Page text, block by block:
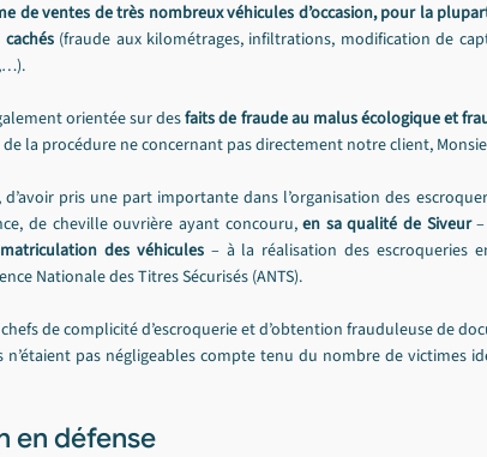
de ventes de très nombreux véhicules d’occasion, pour la
(fraude aux kilométrages, infiltrations, modification de
orientée sur des faits de fraude au malus écologique et
la procédure ne concernant pas directement notre client,
pris une part importante dans l’organisation des
de cheville ouvrière ayant concouru, en sa qualité de Siveur –
des véhicules – à la réalisation des escroqueries
Nationale des Titres Sécurisés (ANTS).
de complicité d’escroquerie et d’obtention frauduleuse de
n’étaient pas négligeables compte tenu du nombre de victimes
en défense